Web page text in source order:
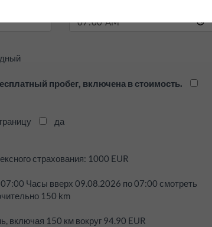
пробег, включена в стоимость.
да
страхования: 1000 EUR
07:00 Часы вверх 09.08.2026 по07:00 смотреть
150 km
включая 150 км вокруг 94.90 EUR